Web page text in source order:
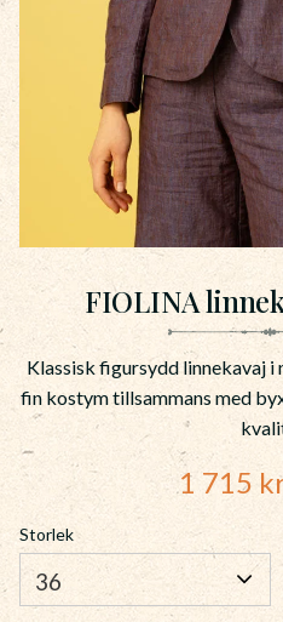
FIOLINA
Klassisk figursydd linnekavaj i
fin kostym tillsammans med
1 715
Storlek